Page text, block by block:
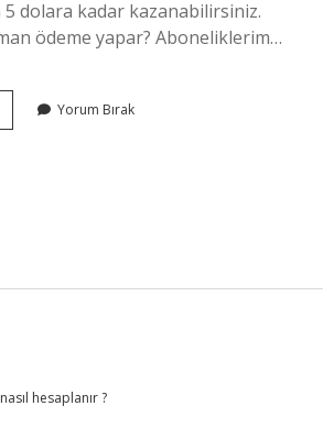
dolara kadar kazanabilirsiniz.
ödeme yapar? Aboneliklerim…
Yorum Bırak
hesaplanır ?